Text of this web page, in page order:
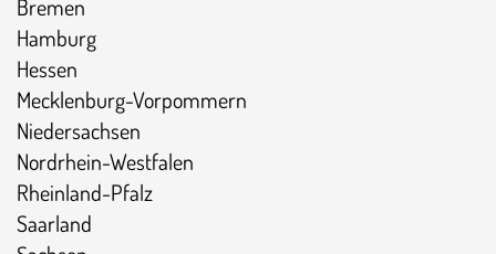
Bremen
Hamburg
Hessen
Mecklenburg-Vorpommern
Niedersachsen
Nordrhein-Westfalen
Rheinland-Pfalz
Saarland